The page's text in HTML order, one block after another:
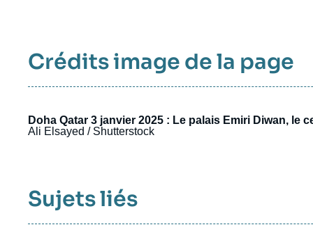
Crédits image de la page
Doha Qatar 3 janvier 2025 : Le palais Emiri Diwan, le
Ali Elsayed / Shutterstock
Sujets liés